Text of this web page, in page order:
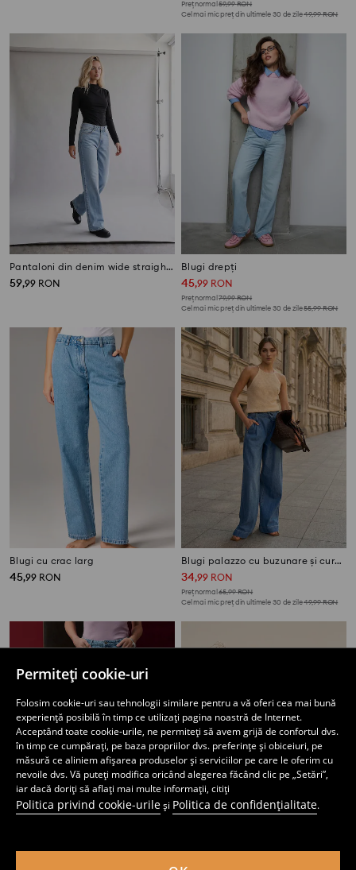
Permiteți cookie-uri
Folosim cookie-uri sau tehnologii similare pentru a vă oferi cea mai bună
experiență posibilă în timp ce utilizați pagina noastră de Internet.
Acceptând toate cookie-urile, ne permiteți să avem grijă de confortul dvs.
în timp ce cumpărați, pe baza propriilor dvs. preferințe și obiceiuri, pe
măsură ce aliniem afișarea produselor și serviciilor pe care le oferim cu
nevoile dvs. Vă puteți modifica oricând alegerea făcând clic pe „Setări”,
iar dacă doriți să aflați mai multe informații, citiți
Politica privind cookie-urileși Politica de confidențialitate.
Preț normal 59,99RON
Cel mai mic preț din ultimele 30 de zile49,99RON
Pantaloni din denim wide straight leg cu efect prespălat
59,99 RON
Blugi drepți
45,99 RON
Preț normal79,99RON
Cel mai mic preț din ultimele 30 de zile55,99RON
Blugi cu crac larg
45,99 RON
Blugi palazzo cu buzunare și curea din material
34,99 RON
Preț normal65,99RON
Cel mai mic preț din ultimele 30 de zile49,99RON
Blugi Set de 5 perechi de șosete